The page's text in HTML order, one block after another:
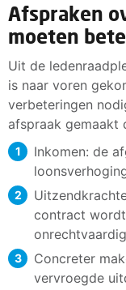
Afspraken
moeten
Uit de
is naar voren
verbeteringen
afspraak gemaakt
Inkomen: de
contract
Concreter
vervroegde